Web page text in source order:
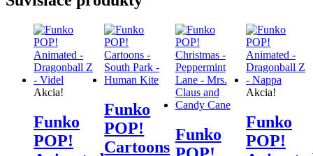
Akcia!
Funko
POP!
Funko
POP!
Cartoons
Funko
Akcia!
Funko
POP!